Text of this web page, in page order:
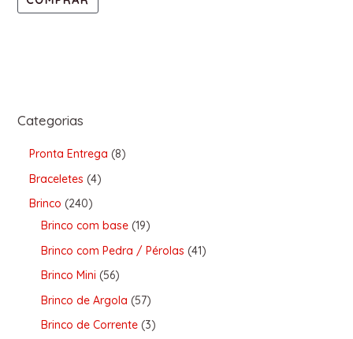
Categorias
Pronta Entrega 8
Braceletes 4
Brinco 240
Brinco com base 19
Brinco com Pedra / Pérolas 41
Brinco Mini 56
Brinco de Argola 57
Brinco de Corrente 3